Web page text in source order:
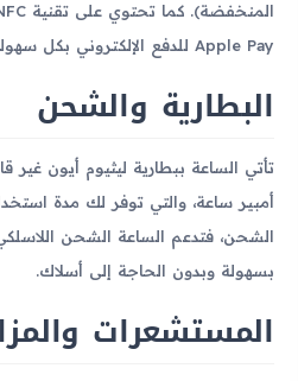
Apple Pay للدفع الإلكتروني بكل سهولة.
البطارية والشحن
أمبير ساعة، والتي توفر لك مدة
الشحن، فتدعم الساعة الشحن
بسهولة وبدون الحاجة إلى أسلاك.
المستشعرات